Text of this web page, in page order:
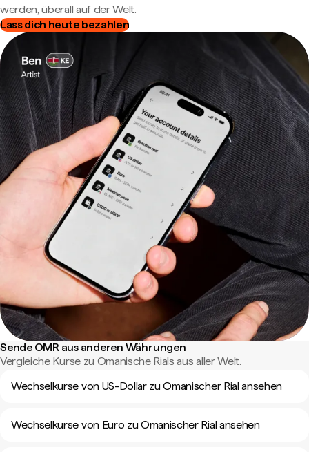
werden, überall auf der Welt.
Lass dich heute bezahlen
Sende OMR aus anderen Währungen
Vergleiche Kurse zu Omanische Rials aus aller Welt.
Wechselkurse von US-Dollar zu Omanischer Rial ansehen
Wechselkurse von Euro zu Omanischer Rial ansehen